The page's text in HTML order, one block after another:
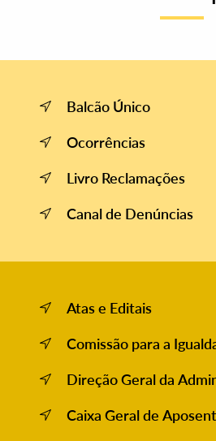
Balcão Único
Ocorrências
Livro Reclamações
Canal de Denúncias
Atas e Editais
Comissão para a
Direção Geral da
Caixa Geral de